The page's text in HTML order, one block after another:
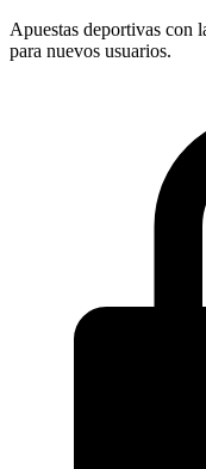
Apuestas deportivas con
para nuevos usuarios.